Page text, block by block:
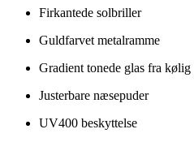
Firkantede solbriller
Guldfarvet metalramme
Gradient tonede glas fra
Justerbare næsepuder
UV400 beskyttelse